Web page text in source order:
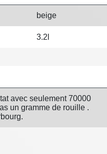
beige
3.2l
avec seulement 70000
un gramme de rouille .